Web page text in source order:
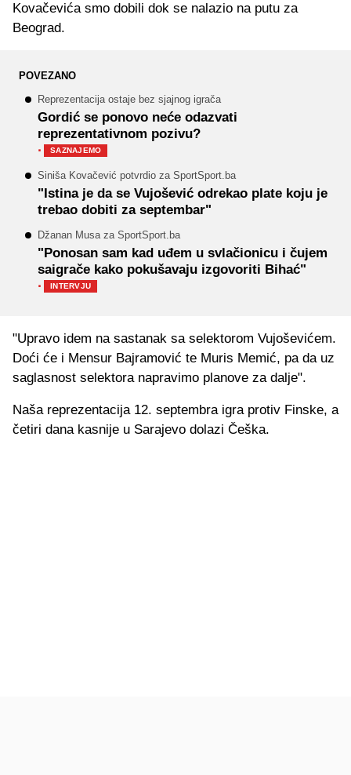
Kovačevića smo dobili dok se nalazio na putu za
Beograd.
POVEZANO
Reprezentacija ostaje bez sjajnog igrača
Gordić se ponovo neće odazvati
reprezentativnom pozivu?
· SAZNAJEMO
Siniša Kovačević potvrdio za SportSport.ba
"Istina je da se Vujošević odrekao plate koju je
trebao dobiti za septembar"
Džanan Musa za SportSport.ba
"Ponosan sam kad uđem u svlačionicu i čujem
saigrače kako pokušavaju izgovoriti Bihać"
· INTERVJU
"Upravo idem na sastanak sa selektorom Vujoševićem.
Doći će i Mensur Bajramović te Muris Memić, pa da uz
saglasnost selektora napravimo planove za dalje".
Naša reprezentacija 12. septembra igra protiv Finske, a
četiri dana kasnije u Sarajevo dolazi Češka.